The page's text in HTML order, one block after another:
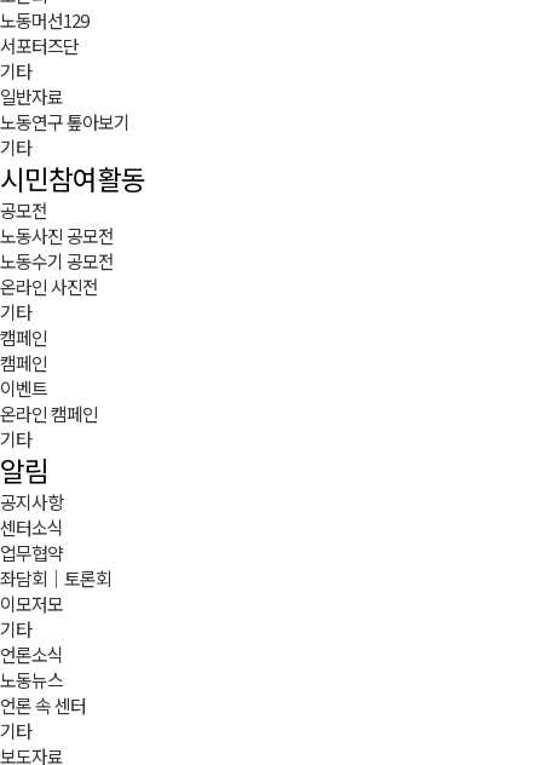
노동머선129
서포터즈단
기타
일반자료
노동연구 톺아보기
기타
시민참여활동
공모전
노동사진 공모전
노동수기 공모전
온라인 사진전
기타
캠페인
캠페인
이벤트
온라인 캠페인
기타
알림
공지사항
센터소식
업무협약
좌담회｜토론회
이모저모
기타
언론소식
노동뉴스
언론 속 센터
기타
보도자료